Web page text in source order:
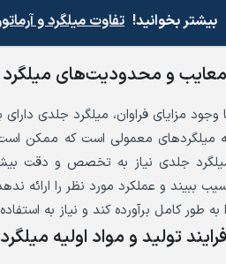
بیشتر بخوانید! تفاوت میلگرد و
معایب و محدودیت‌های
وجود مزایای فراوان، میلگرد جلدی
میلگردهای معمولی است که ممکن
جلدی نیاز به تخصص و دقت
ببیند و عملکرد مورد نظر را ارائه
به طور کامل برآورده کند و نیاز به
فرایند تولید و مواد اولیه